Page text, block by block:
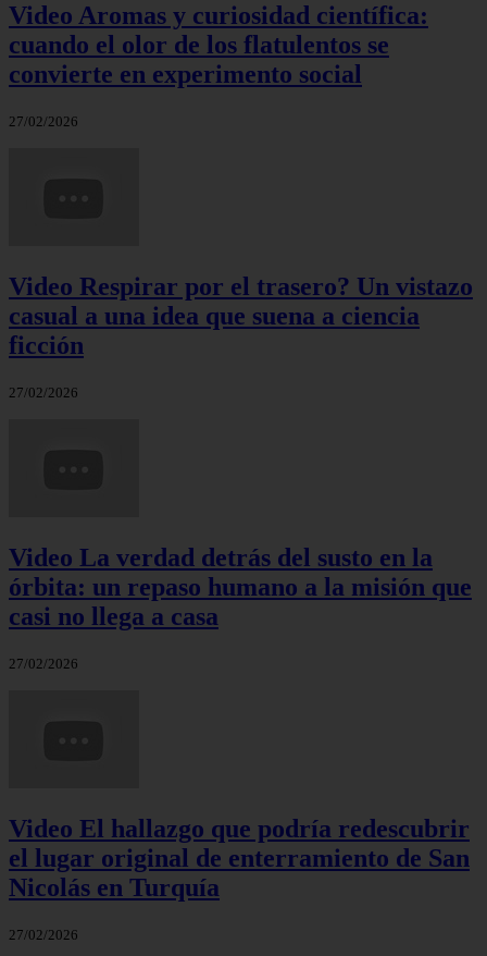
Video Aromas y curiosidad científica:
cuando el olor de los flatulentos se
convierte en experimento social
27/02/2026
Video Respirar por el trasero? Un vistazo
casual a una idea que suena a ciencia
ficción
27/02/2026
Video La verdad detrás del susto en la
órbita: un repaso humano a la misión que
casi no llega a casa
27/02/2026
Video El hallazgo que podría redescubrir
el lugar original de enterramiento de San
Nicolás en Turquía
27/02/2026